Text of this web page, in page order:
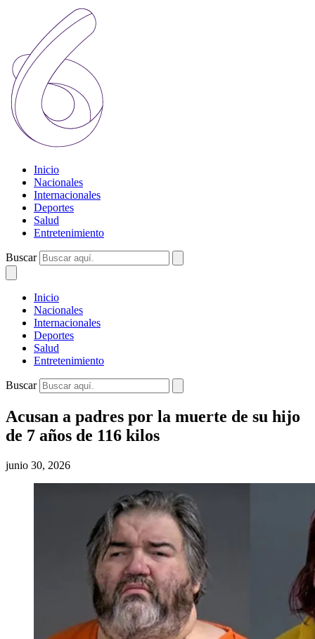
Inicio
Nacionales
Internacionales
Deportes
Salud
Entretenimiento
Buscar
Inicio
Nacionales
Internacionales
Deportes
Salud
Entretenimiento
Buscar
Acusan a padres por la muerte de su hijo
de 7 años de 116 kilos
junio 30, 2026